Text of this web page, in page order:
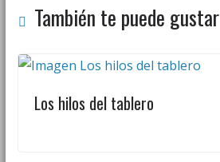
También te puede gustar
Los hilos del tablero